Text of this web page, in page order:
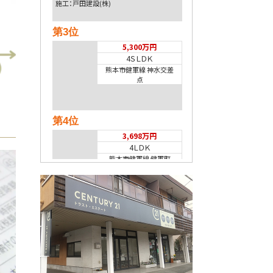
施工：戸田建設(株)
第3位
5,300万円
4ＳＬＤＫ
熊本市健軍線 神水交差
点
第4位
3,698万円
4ＬＤＫ
熊本市健軍線 健軍町
第5位
2,598万円
4ＬＤＫ